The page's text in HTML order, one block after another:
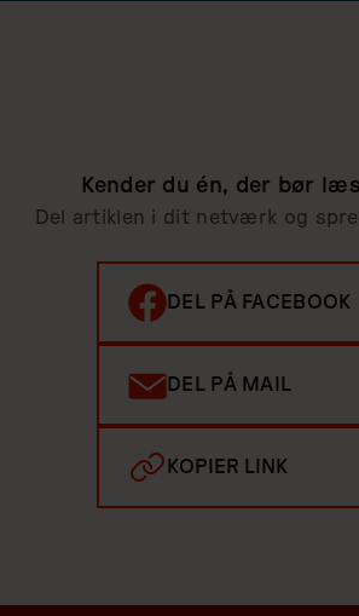
Kender du én, der bør
Del artiklen i dit netværk og
DEL PÅ FACEBOOK
DEL PÅ MAIL
KOPIER LINK